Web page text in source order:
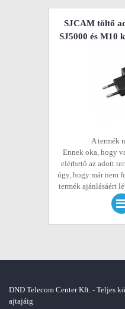
SJCAM töltő
SJ5000 és M10
A termék
Ennek oka, hogy
elérhető az adott
úgy, hogy már nem
termék ajánlásáért
DND Telecom Center Kft. - Teljes
ajtajáig